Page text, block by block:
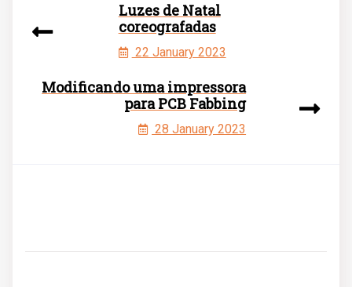
Luzes de Natal
coreografadas
22 January 2023
Modificando uma impressora
para PCB Fabbing
28 January 2023